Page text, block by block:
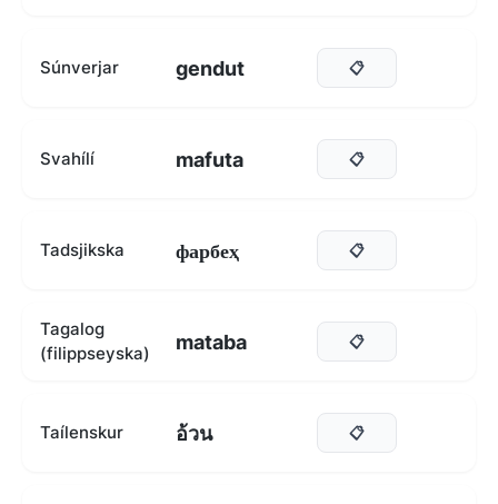
Súnverjar gendut 📋
Svahílí mafuta 📋
Tadsjikska фарбеҳ 📋
Tagalog
(filippseyska)
mataba 📋
Taílenskur อ้วน 📋